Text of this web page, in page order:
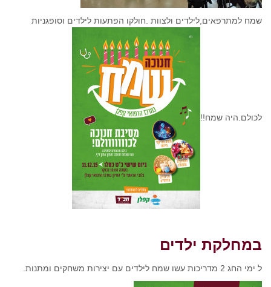
שמח למתרפאים,לילדים ולצוות .חולקו הפתעות לילדים וסופגניות
לכולם.היה שמח!!
במחלקת ילדים
ל ימי החג 2 מדריכות עשו שמח לילדים עם יצירות משחקים ומתנות.